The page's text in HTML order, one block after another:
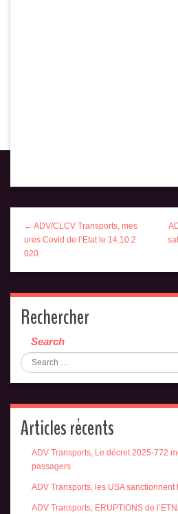
← ADV/CLCV Transports, mes
ures Covid de l’Etat le 14.10.2
020
Rechercher
Search
Articles récents
ADV Transports, Le décret 2025-772
passagers
ADV Transports, les USA
ADV Transports, ERUPTIONS de